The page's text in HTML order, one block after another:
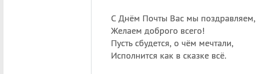
С Днём Почты Вас мы поздравляем,
Желаем доброго всего!
Пусть сбудется, о чём мечтали,
Исполнится как в сказке всё.